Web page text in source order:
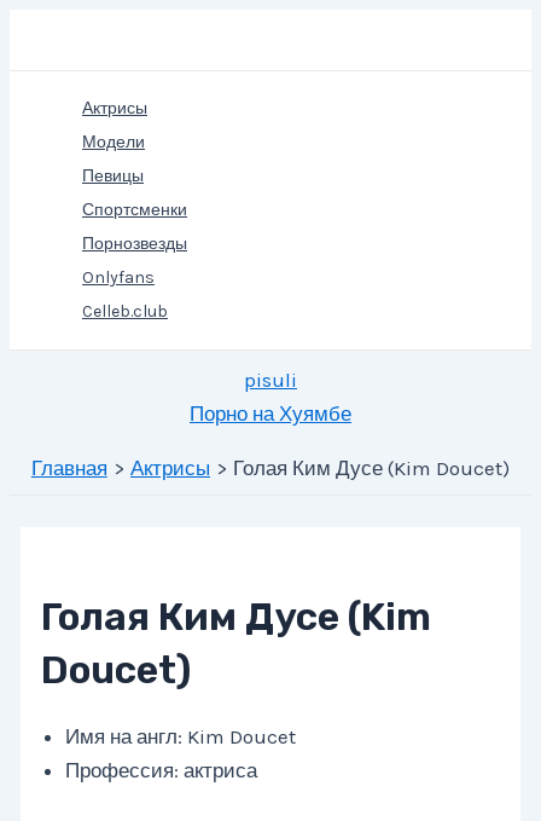
Актрисы
Модели
Певицы
Спортсменки
Порнозвезды
Onlyfans
Celleb.club
pisuli
Порно на Хуямбе
Главная Актрисы Голая Ким Дусе (Kim Doucet)
Голая Ким Дусе (Kim
Doucet)
Имя на англ: Kim Doucet
Профессия: актриса